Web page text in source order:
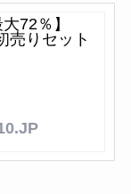
72％】
売りセット